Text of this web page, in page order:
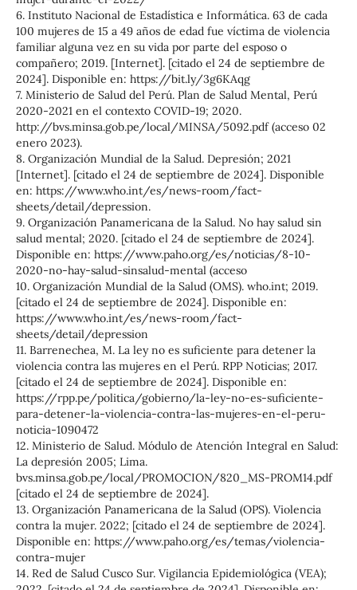
6. Instituto Nacional de Estadística e Informática. 63 de cada
100 mujeres de 15 a 49 años de edad fue víctima de violencia
familiar alguna vez en su vida por parte del esposo o
compañero; 2019. [Internet]. [citado el 24 de septiembre de
2024]. Disponible en: https://bit.ly/3g6KAqg
7. Ministerio de Salud del Perú. Plan de Salud Mental, Perú
2020-2021 en el contexto COVID-19; 2020.
http://bvs.minsa.gob.pe/local/MINSA/5092.pdf (acceso 02
enero 2023).
8. Organización Mundial de la Salud. Depresión; 2021
[Internet]. [citado el 24 de septiembre de 2024]. Disponible
en: https://www.who.int/es/news-room/fact-
sheets/detail/depression.
9. Organización Panamericana de la Salud. No hay salud sin
salud mental; 2020. [citado el 24 de septiembre de 2024].
Disponible en: https://www.paho.org/es/noticias/8-10-
2020-no-hay-salud-sinsalud-mental (acceso
10. Organización Mundial de la Salud (OMS). who.int; 2019.
[citado el 24 de septiembre de 2024]. Disponible en:
https://www.who.int/es/news-room/fact-
sheets/detail/depression
11. Barrenechea, M. La ley no es suficiente para detener la
violencia contra las mujeres en el Perú. RPP Noticias; 2017.
[citado el 24 de septiembre de 2024]. Disponible en:
https://rpp.pe/politica/gobierno/la-ley-no-es-suficiente-
para-detener-la-violencia-contra-las-mujeres-en-el-peru-
noticia-1090472
12. Ministerio de Salud. Módulo de Atención Integral en Salud:
La depresión 2005; Lima.
bvs.minsa.gob.pe/local/PROMOCION/820_MS-PROM14.pdf
[citado el 24 de septiembre de 2024].
13. Organización Panamericana de la Salud (OPS). Violencia
contra la mujer. 2022; [citado el 24 de septiembre de 2024].
Disponible en: https://www.paho.org/es/temas/violencia-
contra-mujer
14. Red de Salud Cusco Sur. Vigilancia Epidemiológica (VEA);